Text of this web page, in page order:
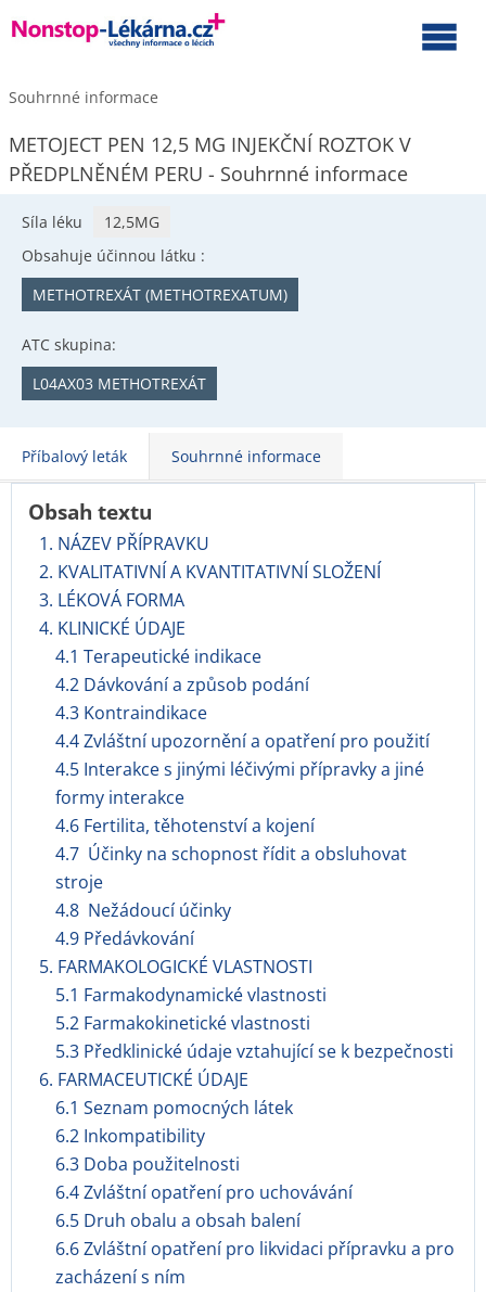
Souhrnné informace
METOJECT PEN 12,5 MG INJEKČNÍ ROZTOK V
PŘEDPLNĚNÉM PERU - Souhrnné informace
Síla léku
12,5MG
Obsahuje účinnou látku :
METHOTREXÁT (METHOTREXATUM)
ATC skupina:
L04AX03 METHOTREXÁT
Příbalový leták Souhrnné informace
Obsah textu
1. NÁZEV PŘÍPRAVKU
2. KVALITATIVNÍ A KVANTITATIVNÍ SLOŽENÍ
3. LÉKOVÁ FORMA
4. KLINICKÉ ÚDAJE
4.1 Terapeutické indikace
4.2 Dávkování a způsob podání
4.3 Kontraindikace
4.4 Zvláštní upozornění a opatření pro použití
4.5 Interakce s jinými léčivými přípravky a jiné
formy interakce
4.6 Fertilita, těhotenství a kojení
4.7 Účinky na schopnost řídit a obsluhovat
stroje
4.8 Nežádoucí účinky
4.9 Předávkování
5. FARMAKOLOGICKÉ VLASTNOSTI
5.1 Farmakodynamické vlastnosti
5.2 Farmakokinetické vlastnosti
5.3 Předklinické údaje vztahující se k bezpečnosti
6. FARMACEUTICKÉ ÚDAJE
6.1 Seznam pomocných látek
6.2 Inkompatibility
6.3 Doba použitelnosti
6.4 Zvláštní opatření pro uchovávání
6.5 Druh obalu a obsah balení
6.6 Zvláštní opatření pro likvidaci přípravku a pro
zacházení s ním